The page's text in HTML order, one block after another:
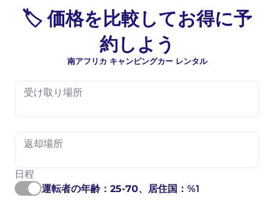
🏷️ 価格を比較してお得に予
約しよう
南アフリカ キャンピングカー レンタル
受け取り場所
返却場所
日程
運転者の年齢： 25-70、居住国：%1